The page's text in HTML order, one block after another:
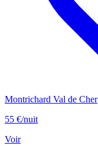
Montrichard Val de Cher
55 €/nuit
Voir